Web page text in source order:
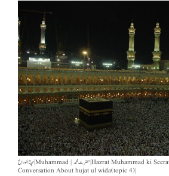
حجةالوداع | Muhammad | حضرت محمد | Hazrat Muhammad ki Seerat | Hajj | Rasool | The Best
Conversation About hujat ul wida(topic 4)|